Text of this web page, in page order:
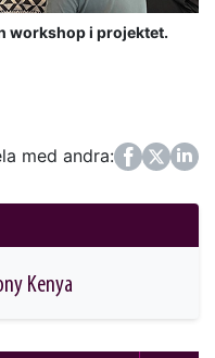
workshop i projektet.
med andra:
FacebookTwitter
LinkedIn
Kenya